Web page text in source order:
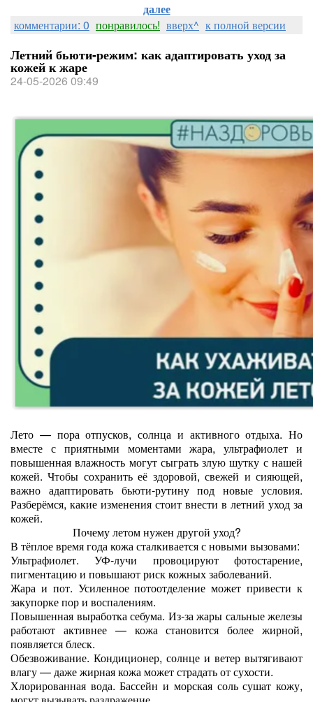
далее
комментарии: 0 понравилось! вверх^ к полной версии
Летний бьюти‑режим: как адаптировать уход за
кожей к жаре
24-05-2026 09:49
Лето — пора отпусков, солнца и активного отдыха. Но
вместе с приятными моментами жара, ультрафиолет и
повышенная влажность могут сыграть злую шутку с нашей
кожей. Чтобы сохранить её здоровой, свежей и сияющей,
важно адаптировать бьюти‑рутину под новые условия.
Разберёмся, какие изменения стоит внести в летний уход за
кожей.
Почему летом нужен другой уход?
В тёплое время года кожа сталкивается с новыми вызовами:
Ультрафиолет. УФ‑лучи провоцируют фотостарение,
пигментацию и повышают риск кожных заболеваний.
Жара и пот. Усиленное потоотделение может привести к
закупорке пор и воспалениям.
Повышенная выработка себума. Из‑за жары сальные железы
работают активнее — кожа становится более жирной,
появляется блеск.
Обезвоживание. Кондиционер, солнце и ветер вытягивают
влагу — даже жирная кожа может страдать от сухости.
Хлорированная вода. Бассейн и морская соль сушат кожу,